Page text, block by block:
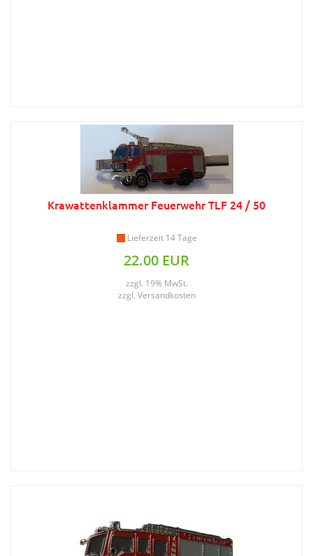
Krawattenklammer Feuerwehr TLF 24 / 50
Lieferzeit 14 Tage
22.00 EUR
zzgl. 19% MwSt.
zzgl. Versandkosten